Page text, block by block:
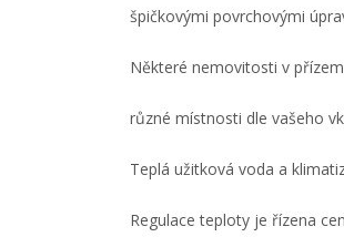
špičkovými povrchovými
Některé nemovitosti v
různé místnosti dle vašeho
Teplá užitková voda a
Regulace teploty je řízena